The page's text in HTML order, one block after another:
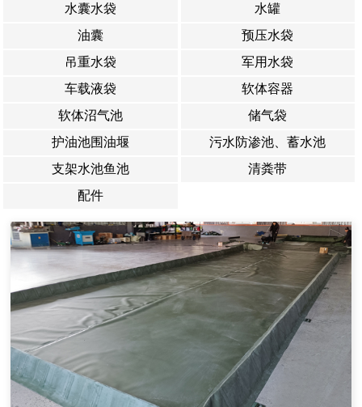
水囊水袋
水罐
油囊
预压水袋
吊重水袋
军用水袋
车载液袋
软体容器
软体沼气池
储气袋
护油池围油堰
污水防渗池、蓄水池
支架水池鱼池
清粪带
配件